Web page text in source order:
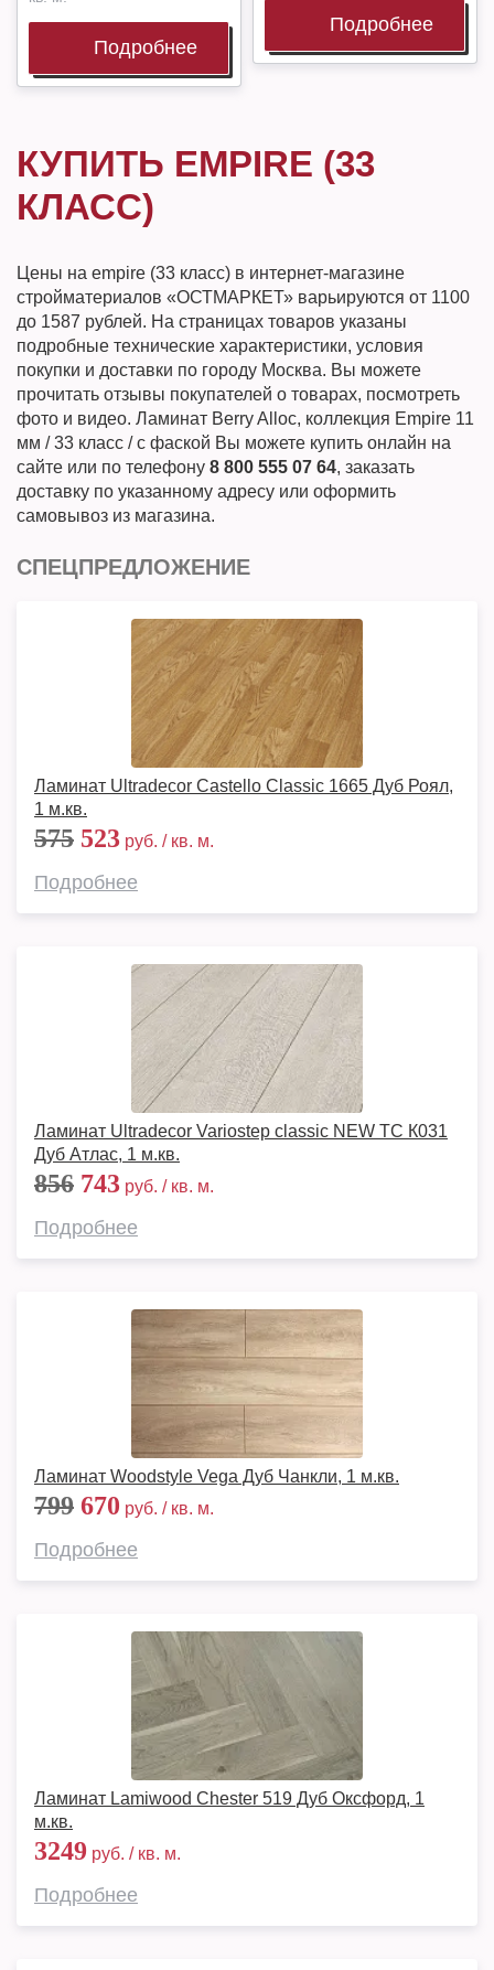
Подробнее
Подробнее
КУПИТЬ EMPIRE (33
КЛАСС)
Цены на empire (33 класс) в интернет-магазине
стройматериалов «ОСТМАРКЕТ» варьируются от 1100
до 1587 рублей. На страницах товаров указаны
подробные технические характеристики, условия
покупки и доставки по городу Москва. Вы можете
прочитать отзывы покупателей о товарах, посмотреть
фото и видео. Ламинат Berry Alloc, коллекция Empire 11
мм / 33 класс / с фаской Вы можете купить онлайн на
сайте или по телефону 8 800 555 07 64, заказать
доставку по указанному адресу или оформить
самовывоз из магазина.
СПЕЦПРЕДЛОЖЕНИЕ
Ламинат Ultradecor Castello Classic 1665 Дуб Роял,
1 м.кв.
575 523 руб. / кв. м.
Подробнее
Ламинат Ultradecor Variostep classic NEW TC К031
Дуб Атлас, 1 м.кв.
856 743 руб. / кв. м.
Подробнее
Ламинат Woodstyle Vega Дуб Чанкли, 1 м.кв.
799 670 руб. / кв. м.
Подробнее
Ламинат Lamiwood Chester 519 Дуб Оксфорд, 1
м.кв.
3249 руб. / кв. м.
Подробнее